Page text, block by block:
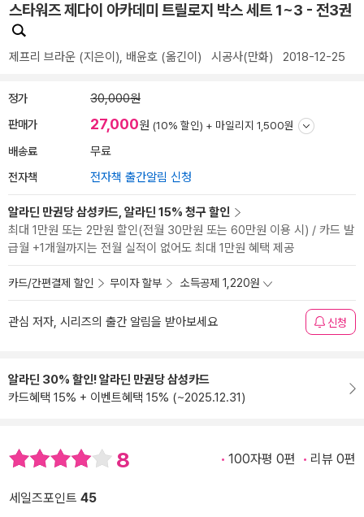
스타워즈 제다이 아카데미 트릴로지 박스 세트 1~3 - 전3권
제프리 브라운 (지은이), 배윤호 (옮긴이) 시공사(만화) 2018-12-25
정가 30,000원
판매가 27,000원 (10% 할인) + 마일리지 1,500원
배송료 무료
전자책 전자책 출간알림 신청
알라딘 만권당 삼성카드, 알라딘 15% 청구 할인
최대 1만원 또는 2만원 할인(전월 30만원 또는 60만원 이용 시) / 카드 발
급월 +1개월까지는 전월 실적이 없어도 최대 1만원 혜택 제공
카드/간편결제 할인 무이자 할부 소득공제 1,220원
관심 저자, 시리즈의 출간 알림을 받아보세요 신청
알라딘 30% 할인! 알라딘 만권당 삼성카드
카드혜택 15% + 이벤트혜택 15% (~2025.12.31)
8 100자평 0편 리뷰 0편
세일즈포인트 45